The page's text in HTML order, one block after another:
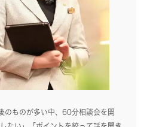
のものが多い中、60分相談会を開